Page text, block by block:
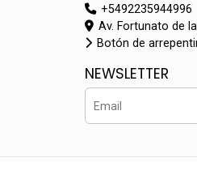
+5492235944996
Av. Fortunato de
Botón de
NEWSLETTER